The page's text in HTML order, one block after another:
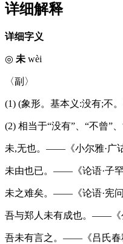
详细解释
详细字义
◎ 未 wèi
〈副〉
(1) (象形。基本义:没有;不
(2) 相当于“没有”、“不曾”
未,无也。——《小尔雅·广
未由也已。——《论语·子罕
未之难矣。——《论语·宪问
吾与郑人未有成也。——《
吾未有言之。——《吕氏春